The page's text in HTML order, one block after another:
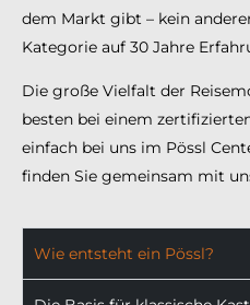
dem Markt gibt – kein
Kategorie auf 30 Jahre
Die große Vielfalt der
besten bei einem
einfach bei uns im Pössl
finden Sie gemeinsam mit
Wie entsteht ein Pössl?